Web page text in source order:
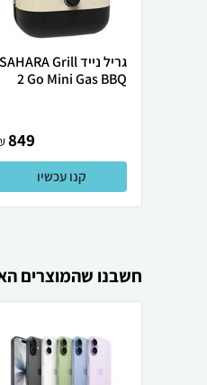
גריל נייד SAHARA Grill
2 Go Mini Gas BBQ
849
קנו עכשיו
חשבנו שהמוצרים